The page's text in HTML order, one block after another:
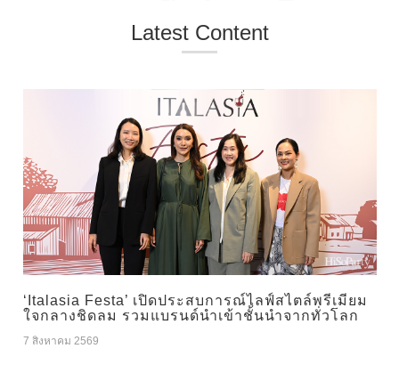
Latest Content
‘Italasia Festa’ เปิดประสบการณ์ไลฟ์สไตล์พรีเมียม
ใจกลางชิดลม รวมแบรนด์นำเข้าชั้นนำจากทั่วโลก
7 สิงหาคม 2569